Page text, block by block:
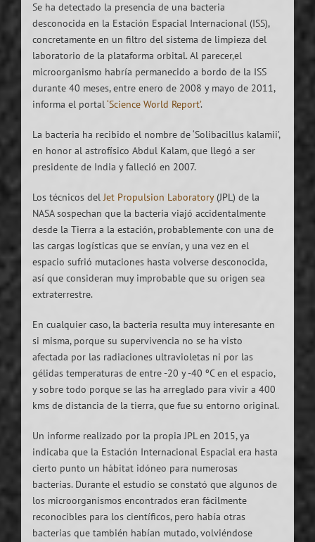
Se ha detectado la presencia de una bacteria
desconocida en la Estación Espacial Internacional (ISS),
concretamente en un filtro del sistema de limpieza del
laboratorio de la plataforma orbital. Al parecer,el
microorganismo habría permanecido a bordo de la ISS
durante 40 meses, entre enero de 2008 y mayo de 2011,
informa el portal‘Science World Report’.
La bacteria ha recibido el nombre de ‘Solibacillus kalamii’,
en honor al astrofísico Abdul Kalam, que llegó a ser
presidente de India y falleció en 2007.
Los técnicos delJet Propulsion Laboratory(JPL) de la
NASA sospechan que la bacteria viajó accidentalmente
desde la Tierra a la estación, probablemente con una de
las cargas logísticas que se envían, y una vez en el
espacio sufrió mutaciones hasta volverse desconocida,
así que consideran muy improbable que su origen sea
extraterrestre.
En cualquier caso, la bacteria resulta muy interesante en
si misma, porque su supervivencia no se ha visto
afectada por las radiaciones ultravioletas ni por las
gélidas temperaturas de entre -20 y -40 ºC en el espacio,
y sobre todo porque se las ha arreglado para vivir a 400
kms de distancia de la tierra, que fue su entorno original.
Un informe realizado por la propia JPL en 2015, ya
indicaba que la Estación Internacional Espacial era hasta
cierto punto un hábitat idóneo para numerosas
bacterias. Durante el estudio se constató que algunos de
los microorganismos encontrados eran fácilmente
reconocibles para los científicos, pero había otras
bacterias que también habían mutado, volviéndose